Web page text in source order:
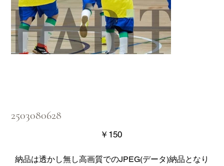
2503080628
価
格
￥150
納品は透かし無し高画質でのJPEG(データ)納品となり